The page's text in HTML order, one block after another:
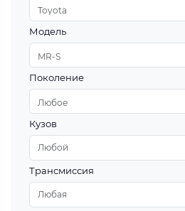
Toyota
Модель
MR-S
Поколение
Любое
Кузов
Трансмиссия